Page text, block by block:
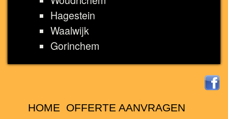
Hagestein
Waalwijk
Gorinchem
HOME
OFFERTE AANVRAGEN